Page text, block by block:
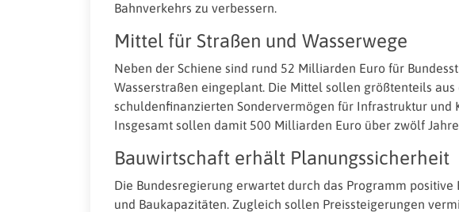
Bahnverkehrs zu verbessern.
Mittel für Straßen und Wasserwege
Neben der Schiene sind rund 52 Milliarden Euro für
Wasserstraßen eingeplant. Die Mittel sollen größtenteils aus
schuldenfinanzierten Sondervermögen für Infrastruktur und
Insgesamt sollen damit 500 Milliarden Euro über zwölf
Bauwirtschaft erhält Planungssicherheit
Die Bundesregierung erwartet durch das Programm
und Baukapazitäten. Zugleich sollen Preissteigerungen